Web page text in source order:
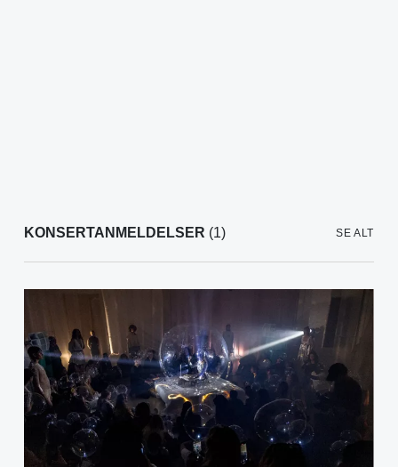
KONSERTANMELDELSER (1) SE ALT